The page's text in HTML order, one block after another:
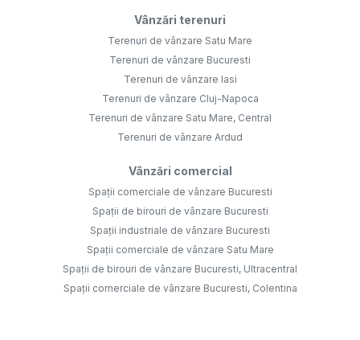
Vânzări terenuri
Terenuri de vânzare Satu Mare
Terenuri de vânzare Bucuresti
Terenuri de vânzare Iasi
Terenuri de vânzare Cluj-Napoca
Terenuri de vânzare Satu Mare, Central
Terenuri de vânzare Ardud
Vânzări comercial
Spații comerciale de vânzare Bucuresti
Spații de birouri de vânzare Bucuresti
Spații industriale de vânzare Bucuresti
Spații comerciale de vânzare Satu Mare
Spații de birouri de vânzare Bucuresti, Ultracentral
Spații comerciale de vânzare Bucuresti, Colentina